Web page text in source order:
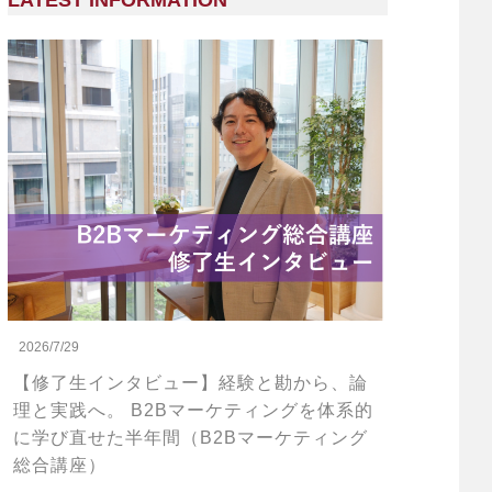
2026/7/29
【修了生インタビュー】経験と勘から、論
理と実践へ。 B2Bマーケティングを体系的
に学び直せた半年間（B2Bマーケティング
総合講座）